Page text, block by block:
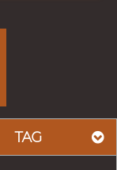
TAG